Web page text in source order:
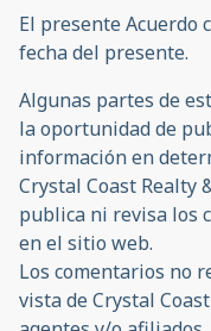
El presente Acuerdo
fecha del presente.
Algunas partes de
la oportunidad de
información en
Crystal Coast Realty
publica ni revisa los
en el sitio web.
Los comentarios no
vista de Crystal